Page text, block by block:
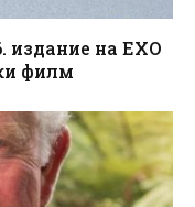
издание на ЕХО
филм